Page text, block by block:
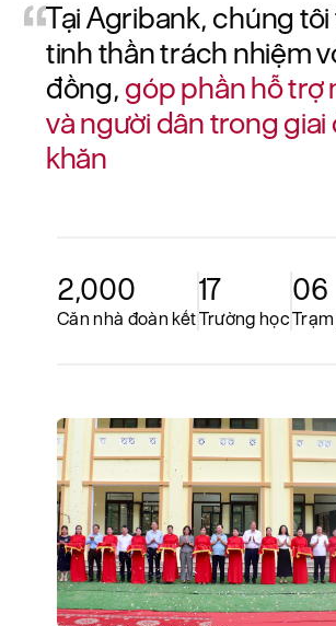
Tại Agribank, chúng
tinh thầntrách nhiệm
đồng, góp phần hỗ trợ
và người dân trong giai
khăn
2,000
Căn nhà đoàn kết
17
Trường học
06